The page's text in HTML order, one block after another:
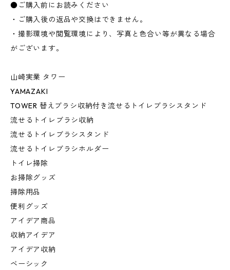
●ご購入前にお読みください
・ご購入後の返品や交換はできません。
・撮影環境や閲覧環境により、写真と色合い等が異なる場合
がございます。
山崎実業 タワー
YAMAZAKI
TOWER 替えブラシ収納付き流せるトイレブラシスタンド
流せるトイレブラシ収納
流せるトイレブラシスタンド
流せるトイレブラシホルダー
トイレ掃除
お掃除グッズ
掃除用品
便利グッズ
アイデア商品
収納アイデア
アイデア収納
ベーシック